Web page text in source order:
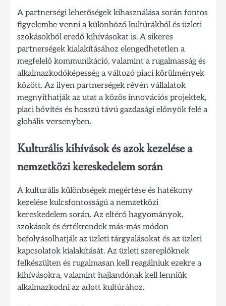
A partnerségi lehetőségek kihasználása során fontos
figyelembe venni a különböző kultúrákból és üzleti
szokásokból eredő kihívásokat is. A sikeres
partnerségek kialakításához elengedhetetlen a
megfelelő kommunikáció, valamint a rugalmasság és
alkalmazkodóképesség a változó piaci körülmények
között. Az ilyen partnerségek révén vállalatok
megnyithatják az utat a közös innovációs projektek,
piaci bővítés és hosszú távú gazdasági előnyök felé a
globális versenyben.
Kulturális kihívások és azok kezelése a
nemzetközi kereskedelem során
A kulturális különbségek megértése és hatékony
kezelése kulcsfontosságú a nemzetközi
kereskedelem során. Az eltérő hagyományok,
szokások és értékrendek más-más módon
befolyásolhatják az üzleti tárgyalásokat és az üzleti
kapcsolatok kialakítását. Az üzleti szereplőknek
felkészülten és rugalmasan kell reagálniuk ezekre a
kihívásokra, valamint hajlandónak kell lenniük
alkalmazkodni az adott kultúrához.